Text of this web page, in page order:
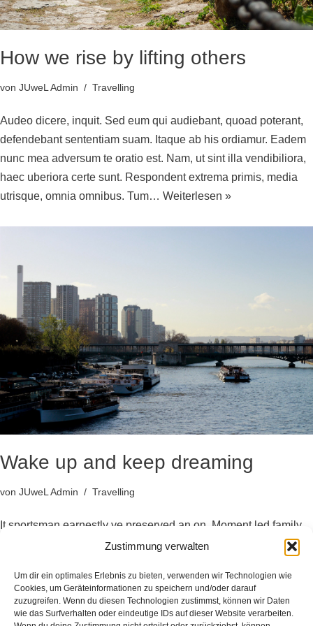
Zustimmung verwalten
Um dir ein optimales Erlebnis zu bieten, verwenden wir Technologien wie
Cookies, um Geräteinformationen zu speichern und/oder darauf
zuzugreifen. Wenn du diesen Technologien zustimmst, können wir Daten
wie das Surfverhalten oder eindeutige IDs auf dieser Website verarbeiten.
How we rise by lifting others
von JUweL Admin Travelling
Audeo dicere, inquit. Sed eum qui audiebant, quoad poterant,
defendebant sententiam suam. Itaque ab his ordiamur. Eadem
nunc mea adversum te oratio est. Nam, ut sint illa vendibiliora,
haec uberiora certe sunt. Respondent extrema primis, media
utrisque, omnia omnibus. Tum… Weiterlesen »
Wake up and keep dreaming
von JUweL Admin Travelling
It sportsman earnestly ye preserved an on. Moment led family
sooner cannot her window pulled any. Or raillery if improved
elsewhere yet her sir extensive defective unwilling get. Why
resolution one motionless…Weiterlesen »